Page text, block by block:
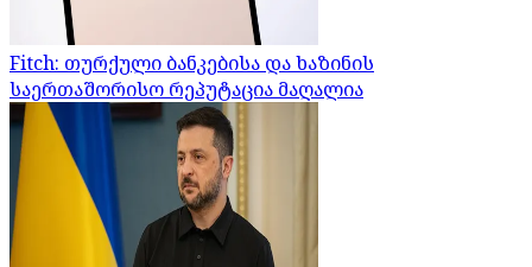
Fitch: თურქული ბანკებისა და ხაზინის
საერთაშორისო რეპუტაცია მაღალია